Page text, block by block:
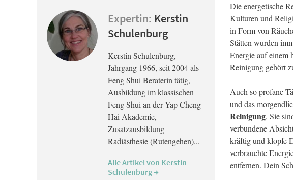
Expertin: Kerstin
Schulenburg
Kerstin Schulenburg,
Jahrgang 1966, seit 2004 als
Feng Shui Beraterin tätig,
Ausbildung im klassischen
Feng Shui an der Yap Cheng
Hai Akademie,
Zusatzausbildung
Radiästhesie (Rutengehen)...
Alle Artikel von Kerstin
Schulenburg →
Die energetische
Kulturen und
in Form von
Stätten wurden
Energie auf einem
Reinigung gehört
Auch so profane
und das
Reinigung. Sie
verbundene
kräftig und klopfe
verbrauchte
entfernen. Dein